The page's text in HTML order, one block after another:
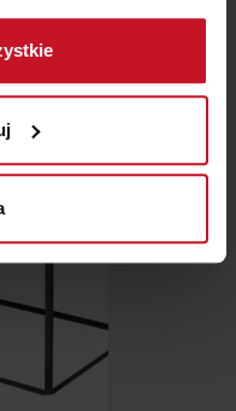
Twojej lokalizacji
nawet do kilku metrów
aktywnie
odcisk palca)
jak Twoje osobiste
własne preferencje w
w dowolnej chwili.
treści
i
Informacje o tym, jak